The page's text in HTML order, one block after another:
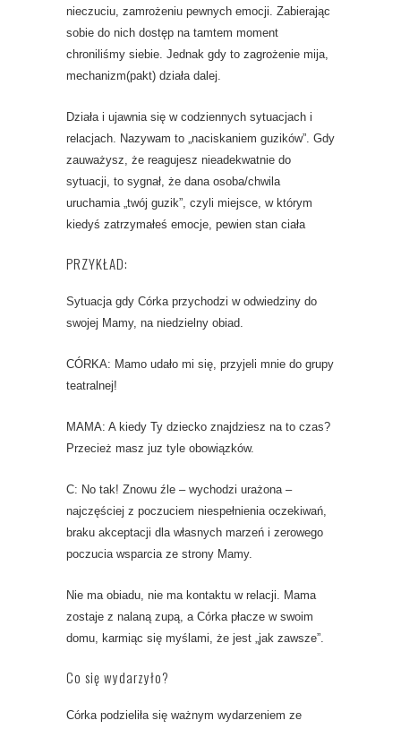
nieczuciu, zamrożeniu pewnych emocji. Zabierając
sobie do nich dostęp na tamtem moment
chroniliśmy siebie. Jednak gdy to zagrożenie mija,
mechanizm(pakt) działa dalej.
Działa i ujawnia się w codziennych sytuacjach i
relacjach. Nazywam to „naciskaniem guzików”. Gdy
zauważysz, że reagujesz nieadekwatnie do
sytuacji, to sygnał, że dana osoba/chwila
uruchamia „twój guzik”, czyli miejsce, w którym
kiedyś zatrzymałeś emocje, pewien stan ciała
PRZYKŁAD:
Sytuacja gdy Córka przychodzi w odwiedziny do
swojej Mamy, na niedzielny obiad.
CÓRKA: Mamo udało mi się, przyjeli mnie do grupy
teatralnej!
MAMA: A kiedy Ty dziecko znajdziesz na to czas?
Przecież masz juz tyle obowiązków.
C: No tak! Znowu źle – wychodzi urażona –
najczęściej z poczuciem niespełnienia oczekiwań,
braku akceptacji dla własnych marzeń i zerowego
poczucia wsparcia ze strony Mamy.
Nie ma obiadu, nie ma kontaktu w relacji. Mama
zostaje z nalaną zupą, a Córka płacze w swoim
domu, karmiąc się myślami, że jest „jak zawsze”.
Co się wydarzyło?
Córka podzieliła się ważnym wydarzeniem ze